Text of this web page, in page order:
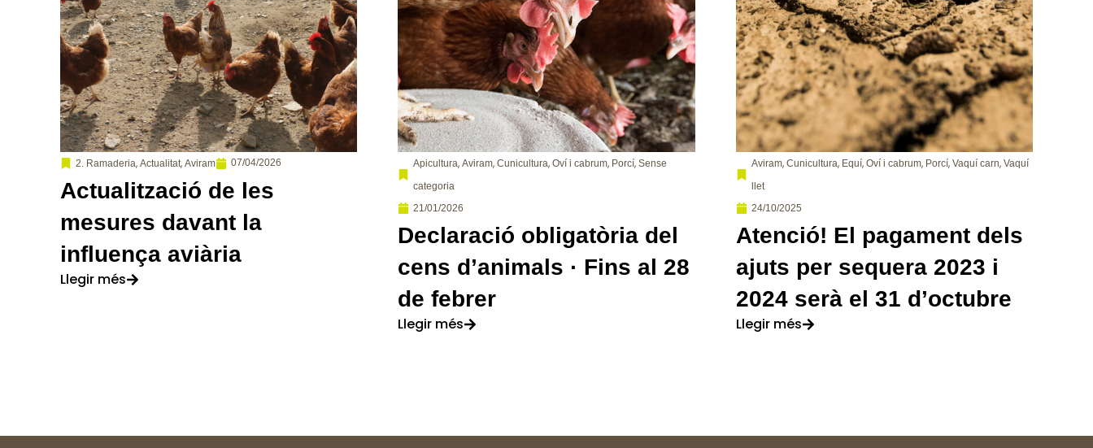
2. Ramaderia, Actualitat, Aviram 07/04/2026
Actualització de les
mesures davant la
influença aviària
Llegir més
Apicultura,Aviram,Cunicultura,Oví i cabrum, Porcí,Sense
categoria
21/01/2026
Declaració obligatòria del
cens d’animals · Fins al 28
de febrer
Llegir més
Aviram, Cunicultura, Equí, Oví i cabrum, Porcí, Vaquí carn, Vaquí
llet
24/10/2025
Atenció! El pagament dels
ajuts per sequera 2023 i
2024 serà el 31 d’octubre
Llegir més